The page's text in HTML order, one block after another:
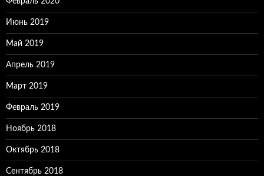
Июнь 2019
Май 2019
Апрель 2019
Март 2019
Февраль 2019
Ноябрь 2018
Октябрь 2018
Сентябрь 2018